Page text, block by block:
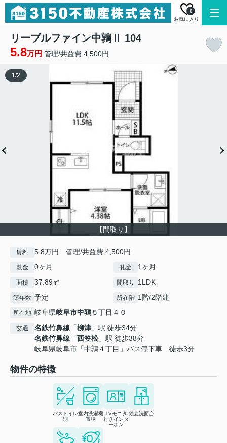
お気に入り
0
リーブルファイン中鶉Ⅱ 104
5.8万円 管理/共益費 4,500円
【間取り】
1/2
賃料 5.8万円 管理/共益費 4,500円
敷金 0ヶ月 礼金 1ヶ月
面積 37.89㎡ 間取り 1LDK
築年数 予定 所在階 1階/2階建
所在地 岐阜県岐阜市中鶉５丁目４０
交通 名鉄竹鼻線 「柳津 」駅 徒歩34分
名鉄竹鼻線 「西笠松」駅 徒歩38分
岐阜県岐阜市「中鶉４丁目」バス停下車 徒歩3分
物件の特徴
バストイレ
別
室内洗濯機
置場
TVモニタ
付きインタ
ーホン
独立洗面台